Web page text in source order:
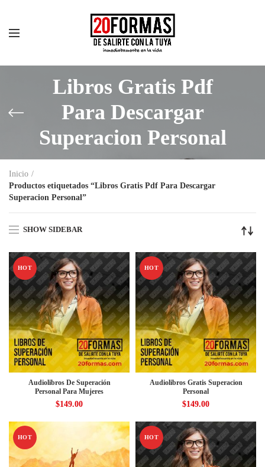
Libros Gratis Pdf
Para Descargar
Superacion Personal
Inicio
Productos etiquetados “Libros Gratis Pdf Para Descargar
Superacion Personal”
SHOW SIDEBAR
HOT
Audiolibros De Superación
Personal Para Mujeres
$149.00
HOT
Audiolibros Gratis Superacion
Personal
$149.00
HOT HOT